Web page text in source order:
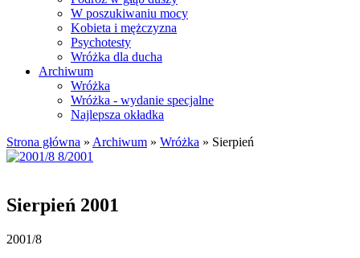
W poszukiwaniu mocy
Kobieta i mężczyzna
Psychotesty
Wróżka dla ducha
Archiwum
Wróżka
Wróżka - wydanie specjalne
Najlepsza okładka
Strona główna » Archiwum » Wróżka » Sierpień
Sierpień 2001
2001/8